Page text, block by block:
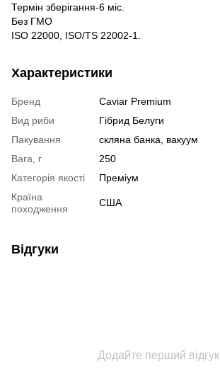
Термін зберігання-6 міс.
Без ГМО
ISO 22000, ISO/TS 22002-1.
Характеристики
Бренд
Caviar Premium
Вид риби
Гібрид Белуги
Пакування
скляна банка, вакуум
Вага, г
250
Категорія якості
Преміум
Країна
походження
США
Відгуки
Додайте перший відгук